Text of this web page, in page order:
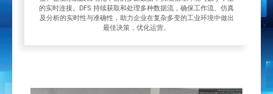
的实时连接。DFS 持续获取和处理多种数据流，确保工作流、仿真
及分析的实时性与准确性，助力企业在复杂多变的工业环境中做出
最佳决策，优化运营。